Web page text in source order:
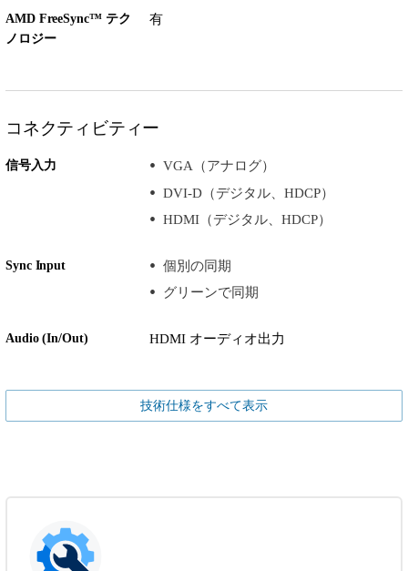
AMD FreeSync™ テク
ノロジー
有
コネクティビティー
信号入力
VGA（アナログ）
DVI-D（デジタル、HDCP）
HDMI（デジタル、HDCP）
Sync Input
個別の同期
グリーンで同期
Audio (In/Out) HDMI オーディオ出力
技術仕様をすべて表示